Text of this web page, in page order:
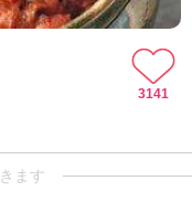
3141
ます